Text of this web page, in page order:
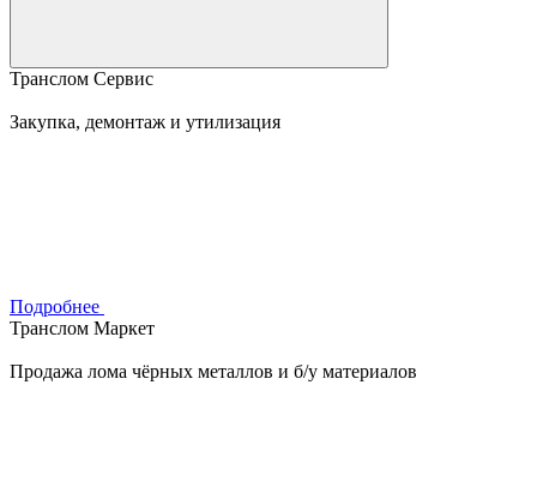
Транслом Сервис
Закупка, демонтаж и утилизация
Подробнее
Транслом Маркет
Продажа лома чёрных металлов и б/у материалов